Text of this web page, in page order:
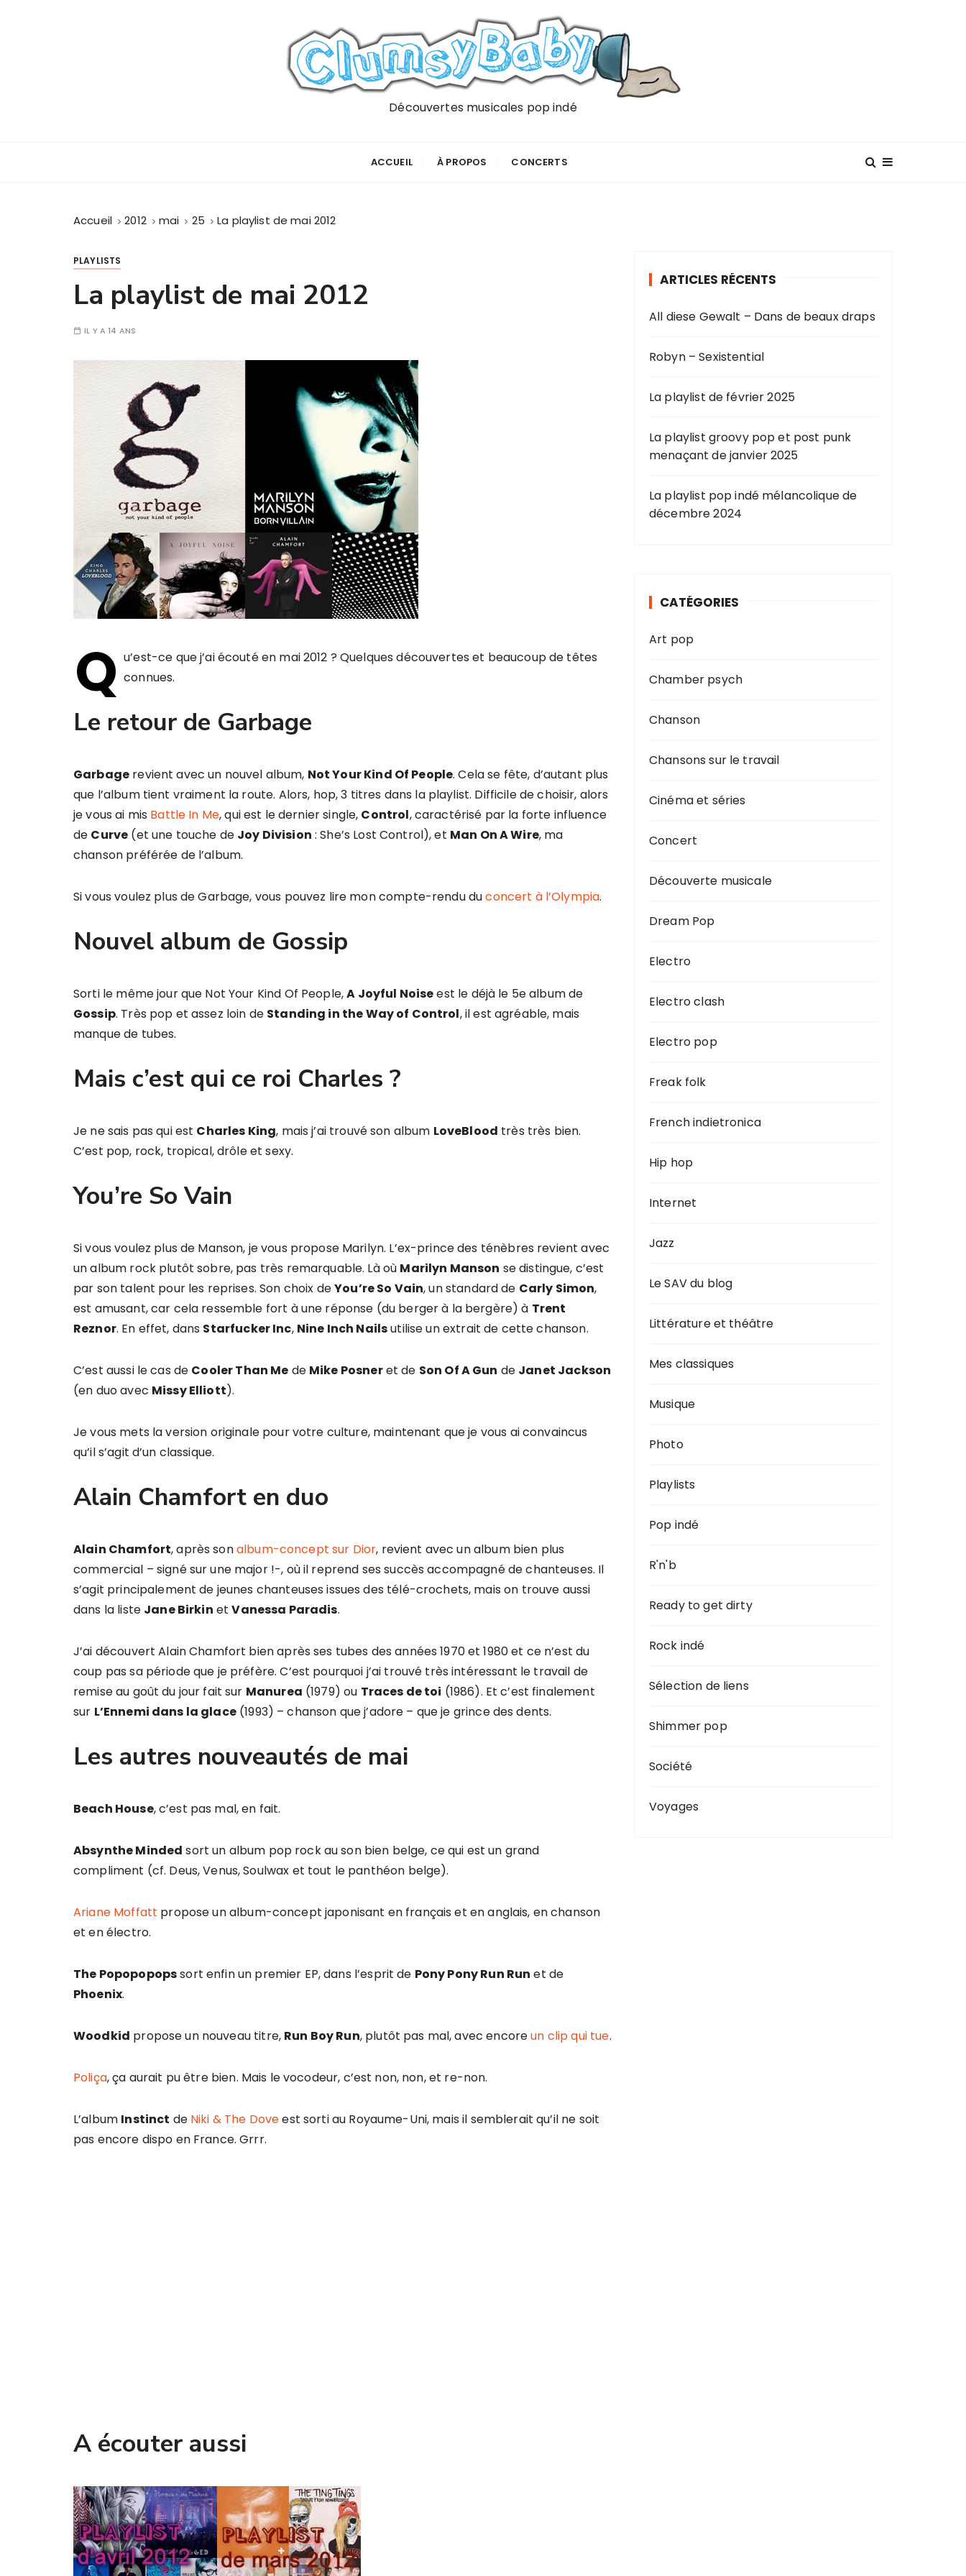
Découvertes musicales pop indé
ACCUEIL À PROPOS CONCERTS
Accueil 2012 mai 25 La playlist de mai 2012
PLAYLISTS
La playlist de mai 2012
IL Y A 14 ANS
Q u’est-ce que j’ai écouté en mai 2012 ? Quelques découvertes et beaucoup de têtes
connues.
Le retour de Garbage
Garbage revient avec un nouvel album, Not Your Kind Of People. Cela se fête, d’autant plus
que l’album tient vraiment la route. Alors, hop, 3 titres dans la playlist. Difficile de choisir, alors
je vous ai mis Battle In Me, qui est le dernier single, Control, caractérisé par la forte influence
de Curve (et une touche de Joy Division : She’s Lost Control), et Man On A Wire, ma
chanson préférée de l’album.
Si vous voulez plus de Garbage, vous pouvez lire mon compte-rendu duconcert à l’Olympia.
Nouvel album de Gossip
Sorti le même jour que Not Your Kind Of People,A Joyful Noiseest le déjà le 5e album de
Gossip. Très pop et assez loin de Standing in the Way of Control, il est agréable, mais
manque de tubes.
Mais c’est qui ce roi Charles ?
Je ne sais pas qui est Charles King, mais j’ai trouvé son album LoveBlood très très bien.
C’est pop, rock, tropical, drôle et sexy.
You’re So Vain
Si vous voulez plus de Manson, je vous propose Marilyn. L’ex-prince des ténèbres revient avec
un album rock plutôt sobre, pas très remarquable. Là où Marilyn Manson se distingue, c’est
par son talent pour les reprises. Son choix deYou’re So Vain, un standard de Carly Simon,
est amusant, car cela ressemble fort à une réponse (du berger à la bergère) à Trent
Reznor. En effet, dans Starfucker Inc, Nine Inch Nailsutilise un extrait de cette chanson.
C’est aussi le cas de Cooler Than Me de Mike Posneret de Son Of A Gun de Janet Jackson
(en duo avec Missy Elliott).
Je vous mets la version originale pour votre culture, maintenant que je vous ai convaincus
qu’il s’agit d’un classique.
Alain Chamfort en duo
Alain Chamfort, après sonalbum-concept sur Dior, revient avec un album bien plus
commercial – signé sur une major !-, où il reprend ses succès accompagné de chanteuses. Il
s’agit principalement de jeunes chanteuses issues des télé-crochets, mais on trouve aussi
dans la liste Jane Birkin etVanessa Paradis.
J’ai découvert Alain Chamfort bien après ses tubes des années 1970 et 1980 et ce n’est du
coup pas sa période que je préfère. C’est pourquoi j’ai trouvé très intéressant le travail de
remise au goût du jour fait sur Manurea (1979) ou Traces de toi (1986). Et c’est finalement
sur L’Ennemi dans la glace(1993) – chanson que j’adore – que je grince des dents.
Les autres nouveautés de mai
Beach House, c’est pas mal, en fait.
Absynthe Minded sort un album pop rock au son bien belge, ce qui est un grand
compliment (cf. Deus, Venus, Soulwax et tout le panthéon belge).
Ariane Moffatt propose un album-concept japonisant en français et en anglais, en chanson
et en électro.
The Popopopopssort enfin un premier EP, dans l’esprit de Pony Pony Run Run et de
Phoenix.
Woodkid propose un nouveau titre, Run Boy Run, plutôt pas mal, avec encoreun clip qui tue.
Poliça, ça aurait pu être bien. Mais le vocodeur, c’est non, non, et re-non.
L’album Instinct de Niki & The Doveest sorti au Royaume-Uni, mais il semblerait qu’il ne soit
pas encore dispo en France. Grrr.
A écouter aussi
ARTICLES RÉCENTS
All diese Gewalt – Dans de beaux draps
Robyn – Sexistential
La playlist de février 2025
La playlist groovy pop et post punk
menaçant de janvier 2025
La playlist pop indé mélancolique de
décembre 2024
CATÉGORIES
Art pop
Chamber psych
Chanson
Chansons sur le travail
Cinéma et séries
Concert
Découverte musicale
Dream Pop
Electro
Electro clash
Electro pop
Freak folk
French indietronica
Hip hop
Internet
Jazz
Le SAV du blog
Littérature et théâtre
Mes classiques
Musique
Photo
Playlists
Pop indé
R'n'b
Ready to get dirty
Rock indé
Sélection de liens
Shimmer pop
Société
Voyages